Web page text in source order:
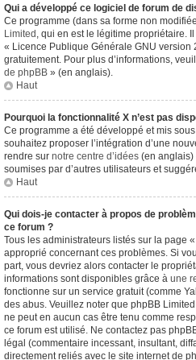
Qui a développé ce logiciel de forum de
Ce programme (dans sa forme non
Limited , qui en est le légitime propriétaire.
« Licence Publique Générale GNU version
gratuitement. Pour plus d’informations,
de phpBB » (en anglais).
Haut
Pourquoi la fonctionnalité X n’est pas
Ce programme a été développé et mis
souhaitez proposer l’intégration d’une
rendre sur notre centre d’idées (en anglais)
soumises par d’autres utilisateurs et
Haut
Qui dois-je contacter à propos de
ce forum ?
Tous les administrateurs listés sur la page
approprié concernant ces problèmes. Si
part, vous devriez alors contacter le
informations sont disponibles grâce à une
fonctionne sur un service gratuit (comme
des abus. Veuillez noter que phpBB
ne peut en aucun cas être tenu comme
ce forum est utilisé. Ne contactez pas
légal (commentaire incessant, insultant,
directement reliés avec le site internet de